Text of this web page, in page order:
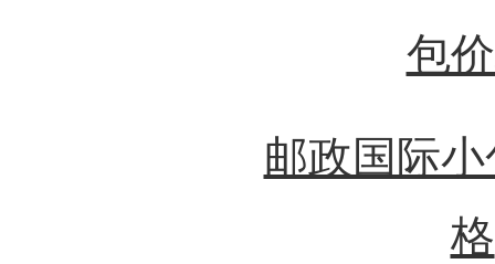
包
邮政国际
格